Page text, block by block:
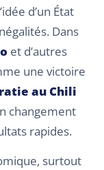
d’un État
Dans
et d’autres
une victoire
au Chili
changement
rapides.
surtout